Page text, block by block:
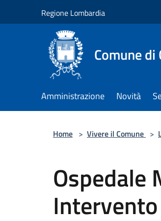
Regione Lombardia
Comune di
Amministrazione Novità
Home > Vivere il Comune >
Ospedale
Intervento